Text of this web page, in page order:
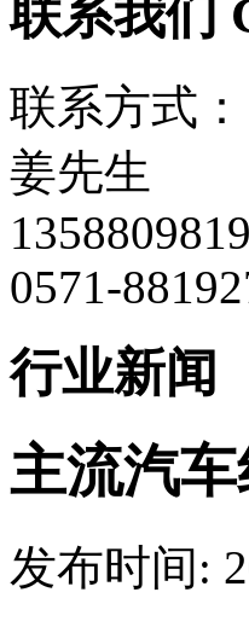
联系我们
联系方式：
姜先生
0571-
行业新闻
主流汽
发布时间: